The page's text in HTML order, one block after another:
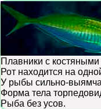
Плавники с
Рот находится на
У рыбы сильно-
Форма тела
Рыба без усов.